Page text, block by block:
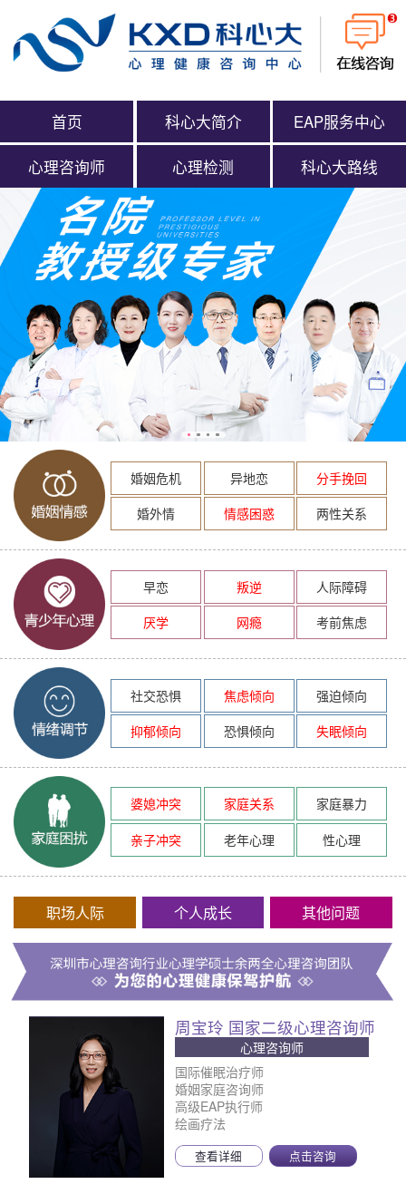
首页 科心大简介 EAP服务中心
心理咨询师 心理检测 科心大路线
婚姻危机 异地恋
分手挽回
婚外情
情感困惑 两性关系
早恋 叛逆
人际障碍
厌学
网瘾 考前焦虑
社交恐惧 焦虑倾向
强迫倾向
抑郁倾向
恐惧倾向 失眠倾向
婆媳冲突 家庭关系
家庭暴力
亲子冲突
老年心理 性心理
职场人际 个人成长 其他问题
周宝玲 国家二级心理咨询师
心理咨询师
国际催眠治疗师
婚姻家庭咨询师
高级EAP执行师
绘画疗法
查看详细 点击咨询